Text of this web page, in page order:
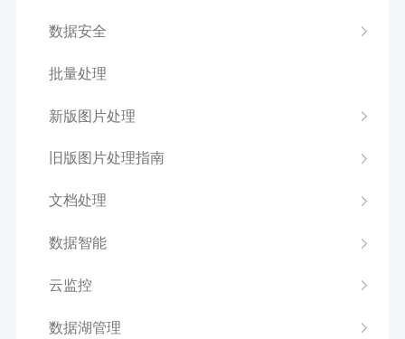
数据安全
批量处理
新版图片处理
旧版图片处理指南
文档处理
数据智能
云监控
数据湖管理